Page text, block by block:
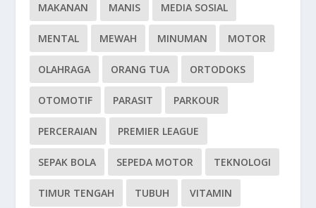
MAKANAN MANIS MEDIA SOSIAL
MENTAL MEWAH MINUMAN MOTOR
OLAHRAGA ORANG TUA ORTODOKS
OTOMOTIF PARASIT PARKOUR
PERCERAIAN PREMIER LEAGUE
SEPAK BOLA SEPEDA MOTOR TEKNOLOGI
TIMUR TENGAH TUBUH VITAMIN